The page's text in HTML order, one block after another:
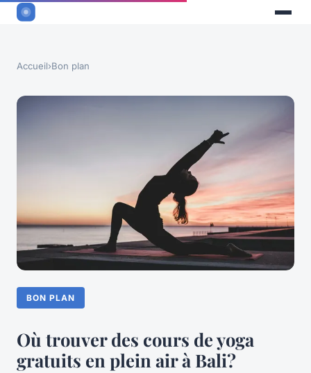
Accueil›Bon plan
BON PLAN
Où trouver des cours de yoga
gratuits en plein air à Bali?